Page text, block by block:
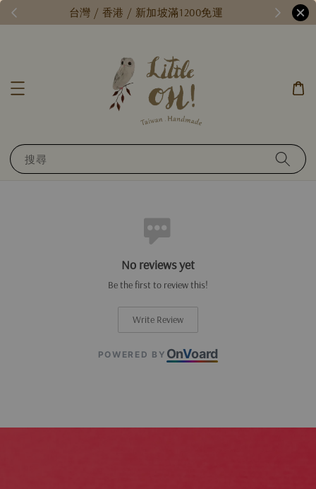
台灣 / 香港 / 新加坡滿1200免運
搜尋
No reviews yet
Be the first to review this!
Write Review
POWERED BY OnVoard